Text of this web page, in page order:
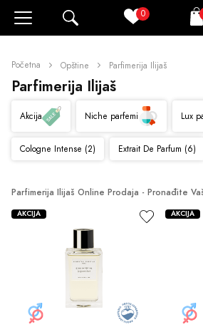
0
Početna Opštine Parfimerija Ilijaš
Parfimerija Ilijaš
Akcija Niche parfemi Lux
Cologne Intense (2) Extrait De Parfum (6)
Parfimerija Ilijaš Online Prodaja - Pronađite
AKCIJA AKCIJA